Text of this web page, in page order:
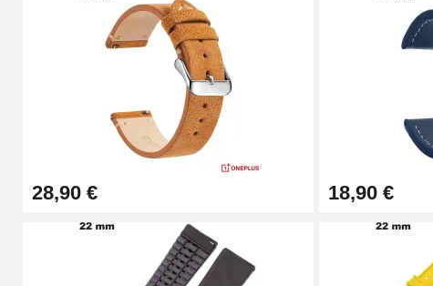
Pied à Coulisse Numérique
9,90 €
Pince à Poinçonner (pince trou)
57,42 €
Pince Trou pour Bracelet de Montre
10,90 €
28,90 € 18,90 €